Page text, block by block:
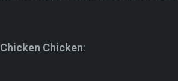
Chicken Chicken: